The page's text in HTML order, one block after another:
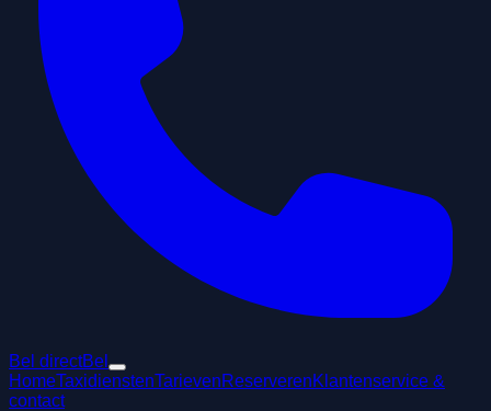
Bel directBel
HomeTaxidienstenTarievenReserverenKlantenservice &
contact